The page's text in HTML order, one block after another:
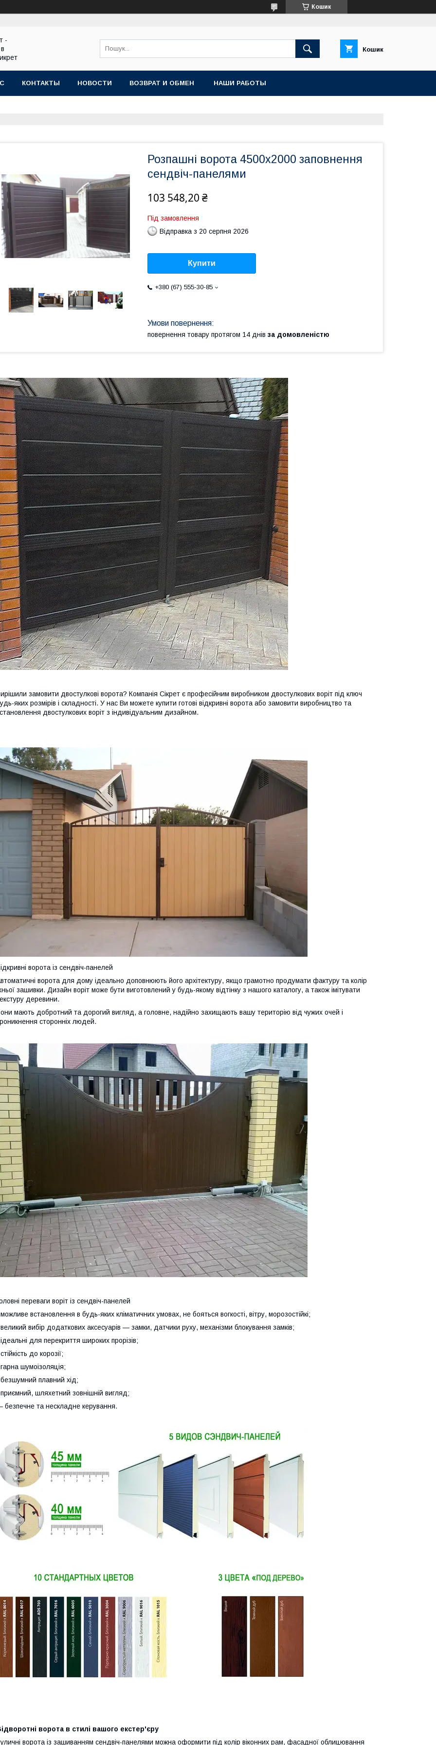
Кошик
-
Кошик
КОНТАКТЫ НОВОСТИ ВОЗВРАТ И ОБМЕН НАШИ РАБОТЫ
Розпашні ворота 4500х2000 заповнення
сендвіч-панелями
103 548,20 ₴
Під замовлення
Відправка з 20 серпня 2026
Купити
+380 (67) 555-30-85
повернення товару протягом 14 днів за домовленістю
замовити двостулкові ворота? Компанія Сікрет є професійним виробником двостулкових воріт під ключ
яких розмірів і складності. У нас Ви можете купити готові відкривні ворота або замовити виробництво та
двостулкових воріт з індивідуальним дизайном.
ворота із сендвіч-панелей
ворота для дому ідеально доповнюють його архітектуру, якщо грамотно продумати фактуру та колір
зашивки. Дизайн воріт може бути виготовлений у будь-якому відтінку з нашого каталогу, а також імітувати
деревини.
мають добротний та дорогий вигляд, а головне, надійно захищають вашу територію від чужих очей і
сторонніх людей.
переваги воріт із сендвіч-панелей
встановлення в будь-яких кліматичних умовах, не бояться вогкості, вітру, морозостійкі;
вибір додаткових аксесуарів — замки, датчики руху, механізми блокування замків;
для перекриття широких прорізів;
до корозії;
шумоізоляція;
плавний хід;
шляхетний зовнішній вигляд;
безпечне та нескладне керування.
ворота в стилі вашого екстер'єру
ворота із зашиванням сендвіч-панелями можна оформити під колір віконних рам, фасадної облицювання